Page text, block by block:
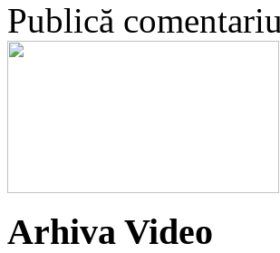
Publică
Arhiva Video